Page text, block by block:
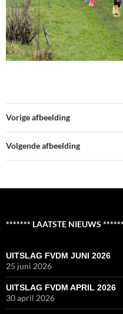
Vorige afbeelding
Volgende afbeelding
******* LAATSTE NIEUWS ******
UITSLAG FVDM JUNI 2026
25 juni 2026
UITSLAG FVDM APRIL 2026
30 april 2026